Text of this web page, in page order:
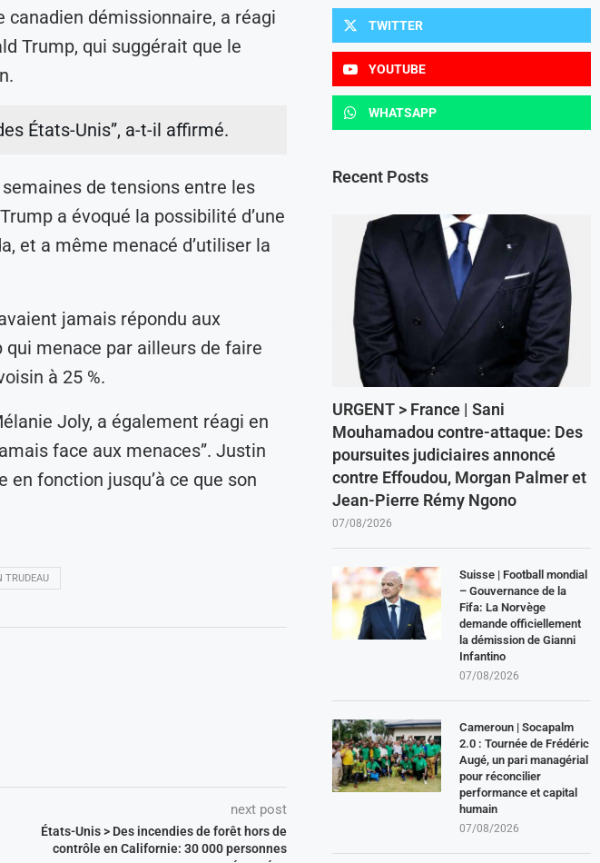
démissionnaire, a réagi
Trump, qui suggérait que le
États-Unis”, a-t-il affirmé.
de tensions entre les
a évoqué la possibilité d’une
et a même menacé d’utiliser la
jamais répondu aux
menace par ailleurs de faire
à 25 %.
Joly, a également réagi en
face aux menaces”. Justin
en fonction jusqu’à ce que son
TRUDEAU
next post
États-Unis > Des incendies de forêt hors de
contrôle en Californie: 30 000 personnes
TWITTER
YOUTUBE
WHATSAPP
Recent Posts
URGENT > France | Sani
Mouhamadou contre-attaque: Des
poursuites judiciaires annoncé
contre Effoudou, Morgan Palmer et
Jean-Pierre Rémy Ngono
07/08/2026
Suisse | Football mondial
– Gouvernance de la
Fifa: La Norvège
demande officiellement
la démission de Gianni
Infantino
07/08/2026
Cameroun | Socapalm
2.0 : Tournée de Frédéric
Augé, un pari managérial
pour réconcilier
performance et capital
humain
07/08/2026